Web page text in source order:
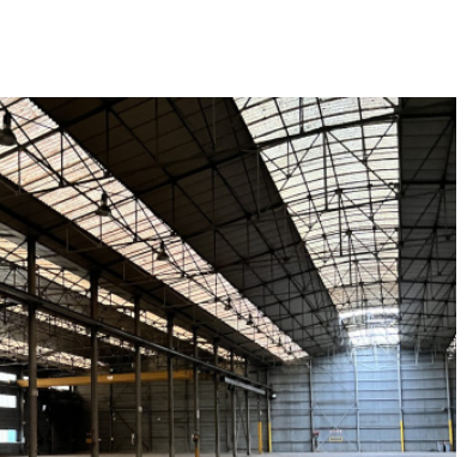
Placards intégrés dans les bureaux 1 sanitaire 1
& services Adresse en plein cœur de Rouen À
SNCF Immeuble de bon standing 4 places de
en option (120€HTHC/mois/place) Données
: 200€HTHC/m2/an Location parking : 1
majeurs Terrasses panoramiques tout autour des
Parking souterrain Bureaux lumineux et fonctionnels
de modularité et de division
VOIR LE BIEN